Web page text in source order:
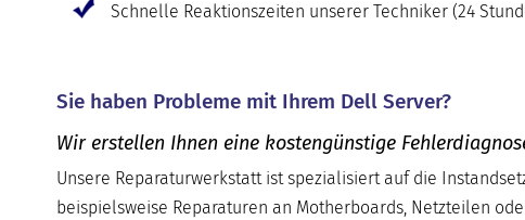
Schnelle Reaktionszeiten unserer Techniker (24
Sie haben Probleme mit Ihrem Dell Server?
Wir erstellen Ihnen eine kostengünstige
Unsere Reparaturwerkstatt ist spezialisiert auf die
beispielsweise Reparaturen an Motherboards, Netzteilen